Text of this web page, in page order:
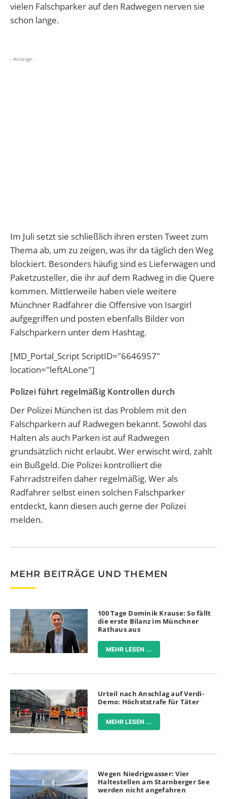
vielen Falschparker auf den Radwegen nerven sie
schon lange.
- Anzeige -
Im Juli setzt sie schließlich ihren ersten Tweet zum
Thema ab, um zu zeigen, was ihr da täglich den Weg
blockiert. Besonders häufig sind es Lieferwagen und
Paketzusteller, die ihr auf dem Radweg in die Quere
kommen. Mittlerweile haben viele weitere
Münchner Radfahrer die Offensive von Isargirl
aufgegriffen und posten ebenfalls Bilder von
Falschparkern unter dem Hashtag.
[MD_Portal_Script ScriptID="6646957"
location="leftALone"]
Polizei führt regelmäßig Kontrollen durch
Der Polizei München ist das Problem mit den
Falschparkern auf Radwegen bekannt. Sowohl das
Halten als auch Parken ist auf Radwegen
grundsätzlich nicht erlaubt. Wer erwischt wird, zahlt
ein Bußgeld. Die Polizei kontrolliert die
Fahrradstreifen daher regelmäßig. Wer als
Radfahrer selbst einen solchen Falschparker
entdeckt, kann diesen auch gerne der Polizei
melden.
MEHR BEITRÄGE UND THEMEN
100 Tage Dominik Krause: So fällt
die erste Bilanz im Münchner
Rathaus aus
MEHR LESEN ...
Urteil nach Anschlag auf Verdi-
Demo: Höchststrafe für Täter
MEHR LESEN ...
Wegen Niedrigwasser: Vier
Haltestellen am Starnberger See
werden nicht angefahren